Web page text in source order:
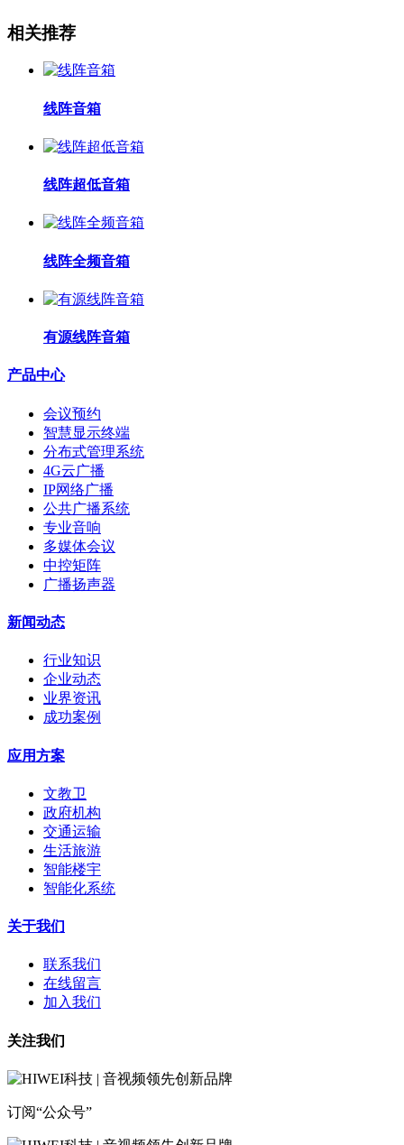
相关推荐
线阵音箱
线阵超低音箱
线阵全频音箱
有源线阵音箱
产品中心
会议预约
智慧显示终端
分布式管理系统
4G云广播
IP网络广播
公共广播系统
专业音响
多媒体会议
中控矩阵
广播扬声器
新闻动态
行业知识
企业动态
业界资讯
成功案例
应用方案
文教卫
政府机构
交通运输
生活旅游
智能楼宇
智能化系统
关于我们
联系我们
在线留言
加入我们
关注我们
订阅“公众号”